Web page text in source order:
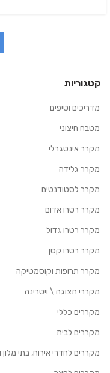
קטגוריות
מדריכים וטיפים
מטבח חיצוני
מקרר אינטגרלי
מקרר גלידה
מקרר לסטודנטים
מקרר רטרו אדום
מקרר רטרו גדול
מקרר רטרו קטן
מקרר תרופות וקוסמטיקה
מקררי תצוגה \ ויטרינה
מקררים כללי
מקררים לבית
מקררים לחדרי אירוח, בתי מלון